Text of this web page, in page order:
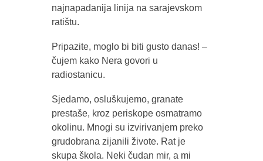
najnapadanija linija na sarajevskom
ratištu.
Pripazite, moglo bi biti gusto danas! –
čujem kako Nera govori u
radiostanicu.
Sjedamo, osluškujemo, granate
prestaše, kroz periskope osmatramo
okolinu. Mnogi su izvirivanjem preko
grudobrana zijanili živote. Rat je
skupa škola. Neki čudan mir, a mi